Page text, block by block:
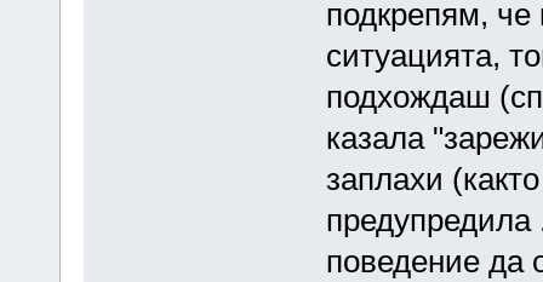
подкрепям, че
ситуацията,
подхождаш
казала
заплахи
поведение да